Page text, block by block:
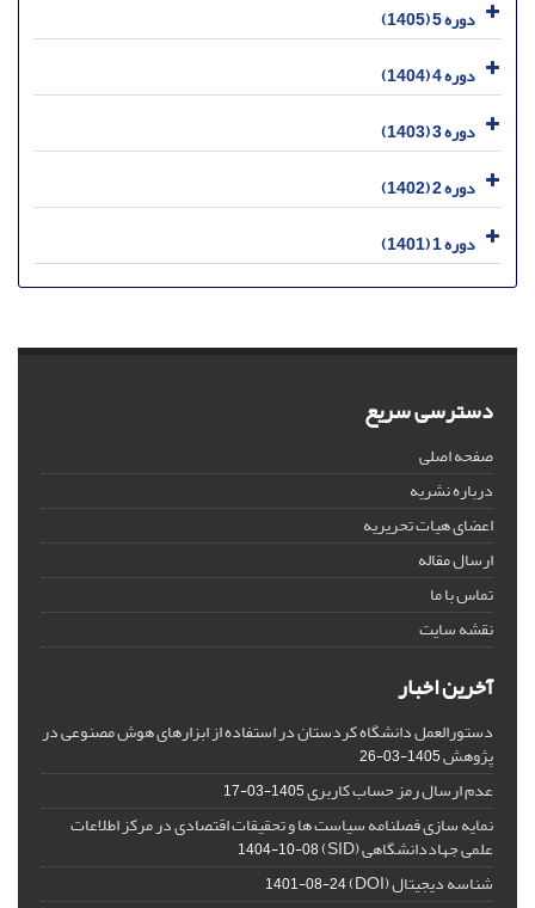
دوره 5 (1405)
دوره 4 (1404)
دوره 3 (1403)
دوره 2 (1402)
دوره 1 (1401)
دسترسی سریع
صفحه اصلی
درباره نشریه
اعضای هیات تحریریه
ارسال مقاله
تماس با ما
نقشه سایت
آخرین اخبار
دستورالعمل دانشگاه کردستان در استفاده از ابزارهای هوش مصنوعی در
پژوهش1405-03-26
عدم ارسال رمز حساب کاربری1405-03-17
نمایه سازی فصلنامه سیاست ها و تحقیقات اقتصادی در مرکز اطلاعات
علمی جهاددانشگاهی (SID) 1404-10-08
شناسه دیجیتال (DOI) 1401-08-24